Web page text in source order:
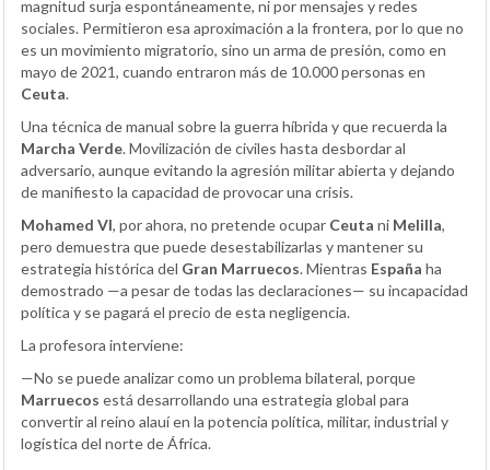
magnitud surja espontáneamente, ni por mensajes y redes
sociales. Permitieron esa aproximación a la frontera, por lo que no
es un movimiento migratorio, sino un arma de presión, como en
mayo de 2021, cuando entraron más de 10.000 personas en
Ceuta.
Una técnica de manual sobre la guerra híbrida y que recuerda la
Marcha Verde. Movilización de civiles hasta desbordar al
adversario, aunque evitando la agresión militar abierta y dejando
de manifiesto la capacidad de provocar una crisis.
Mohamed VI, por ahora, no pretende ocupar Ceuta ni Melilla,
pero demuestra que puede desestabilizarlas y mantener su
estrategia histórica del Gran Marruecos. Mientras España ha
demostrado —a pesar de todas las declaraciones— su incapacidad
política y se pagará el precio de esta negligencia.
La profesora interviene:
—No se puede analizar como un problema bilateral, porque
Marruecos está desarrollando una estrategia global para
convertir al reino alauí en la potencia política, militar, industrial y
logística del norte de África.